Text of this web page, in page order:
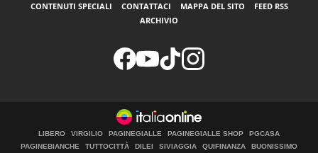
CONTENUTI SPECIALI CONTATTACI MAPPA DEL SITO
FEED RSS
ARCHIVIO
LIBERO VIRGILIO PAGINEGIALLE PAGINEGIALLE SHOP
PGCASA
PAGINEBIANCHE
TUTTOCITTÀ DILEI SIVIAGGIA QUIFINANZA
BUONISSIMO